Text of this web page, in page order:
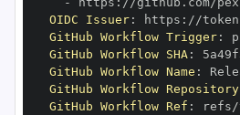
OIDC Issuer: https :
GitHub Workflow Trigger:
GitHub Workflow SHA:
GitHub Workflow Name :
GitHub Workflow Repository
GitHub Workflow Ref :